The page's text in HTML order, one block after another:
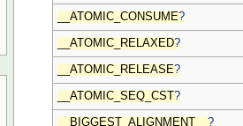
__ATOMIC_CONSUME?
__ATOMIC_RELAXED?
__ATOMIC_RELEASE?
__ATOMIC_SEQ_CST?
__BIGGEST_ALIGNMENT__?